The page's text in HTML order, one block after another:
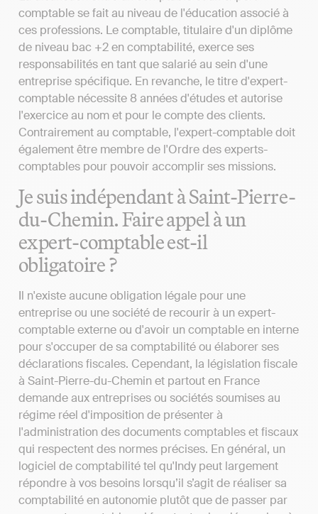
comptable se fait au niveau de l'éducation associé à
ces professions. Le comptable, titulaire d'un diplôme
de niveau bac +2 en comptabilité, exerce ses
responsabilités en tant que salarié au sein d'une
entreprise spécifique. En revanche, le titre d'expert-
comptable nécessite 8 années d'études et autorise
l'exercice au nom et pour le compte des clients.
Contrairement au comptable, l'expert-comptable doit
également être membre de l'Ordre des experts-
comptables pour pouvoir accomplir ses missions.
Je suis indépendant à Saint-Pierre-
du-Chemin. Faire appel à un
expert-comptable est-il
obligatoire ?
Il n'existe aucune obligation légale pour une
entreprise ou une société de recourir à un expert-
comptable externe ou d'avoir un comptable en interne
pour s'occuper de sa comptabilité ou élaborer ses
déclarations fiscales. Cependant, la législation fiscale
à Saint-Pierre-du-Chemin et partout en France
demande aux entreprises ou sociétés soumises au
régime réel d'imposition de présenter à
l'administration des documents comptables et fiscaux
qui respectent des normes précises. En général, un
logiciel de comptabilité tel qu'Indy peut largement
répondre à vos besoins lorsqu’il s’agit de réaliser sa
comptabilité en autonomie plutôt que de passer par